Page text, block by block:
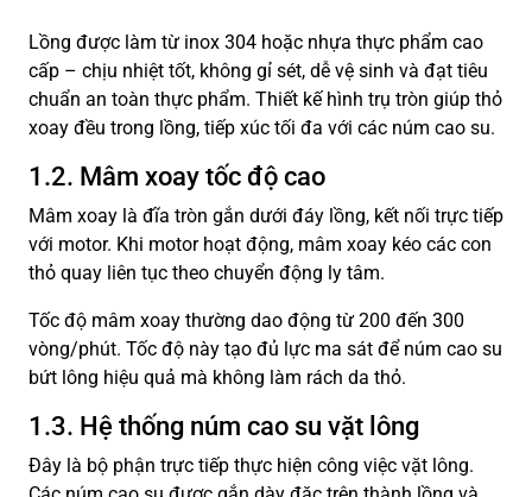
Lồng được làm từ inox 304 hoặc nhựa thực phẩm cao
cấp – chịu nhiệt tốt, không gỉ sét, dễ vệ sinh và đạt tiêu
chuẩn an toàn thực phẩm. Thiết kế hình trụ tròn giúp thỏ
xoay đều trong lồng, tiếp xúc tối đa với các núm cao su.
1.2. Mâm xoay tốc độ cao
Mâm xoay là đĩa tròn gắn dưới đáy lồng, kết nối trực tiếp
với motor. Khi motor hoạt động, mâm xoay kéo các con
thỏ quay liên tục theo chuyển động ly tâm.
Tốc độ mâm xoay thường dao động từ 200 đến 300
vòng/phút. Tốc độ này tạo đủ lực ma sát để núm cao su
bứt lông hiệu quả mà không làm rách da thỏ.
1.3. Hệ thống núm cao su vặt lông
Đây là bộ phận trực tiếp thực hiện công việc vặt lông.